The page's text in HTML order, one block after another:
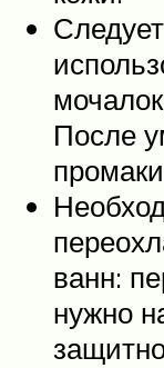
После
ванн:
нужно